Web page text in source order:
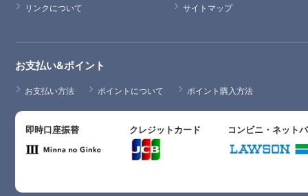
リンクについて
サイトマップ
お支払い&ポイント
お支払い方法 ポイントについて ポイント購入方法
即時口座振替 クレジットカード コンビニ・ネット